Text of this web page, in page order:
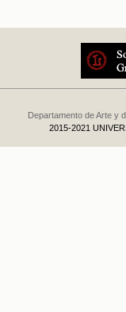
Departamento de Arte y
2015-2021